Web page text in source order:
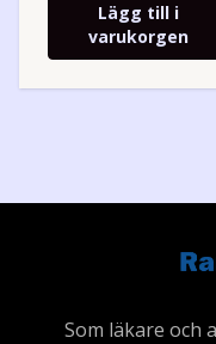
Lägg till i
varukorgen
Som läkare och